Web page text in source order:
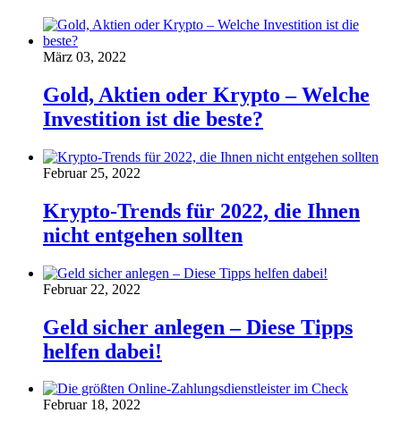
März 03, 2022
Gold, Aktien oder Krypto – Welche
Investition ist die beste?
Februar 25, 2022
Krypto-Trends für 2022, die Ihnen
nicht entgehen sollten
Februar 22, 2022
Geld sicher anlegen – Diese Tipps
helfen dabei!
Februar 18, 2022